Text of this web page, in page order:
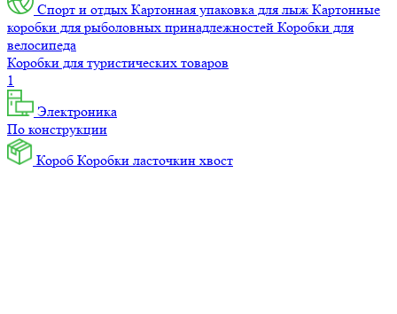
Спорт и отдых Картонная упаковка для лыж Картонные
коробки для рыболовных принадлежностей Коробки для
велосипеда
Коробки для туристических товаров
1
Электроника
По конструкции
Короб Коробки ласточкин хвост